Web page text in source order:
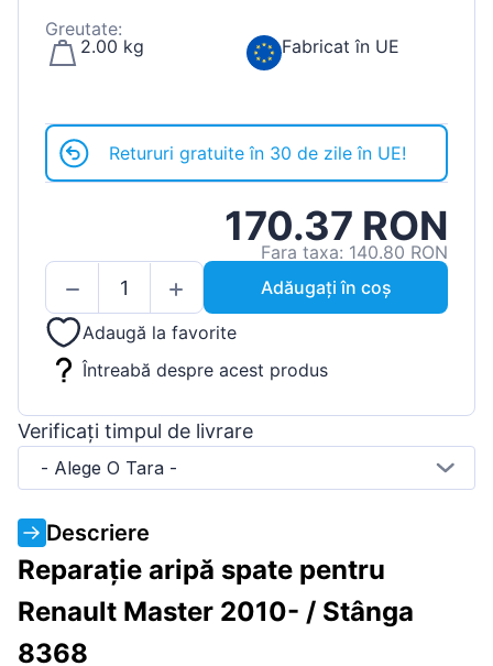
Greutate:
2.00 kg
Fabricat în UE
Retururi gratuite în 30 de zile în UE!
170.37 RON
Fara taxa: 140.80 RON
Adăugați în coș
Adaugă la favorite
Întreabă despre acest produs
Verificați timpul de livrare
- Alege O Tara -
Descriere
Reparație aripă spate pentru
Renault Master 2010- / Stânga
8368